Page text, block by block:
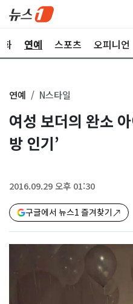
화 연예 스포츠 오피니언
연예 N스타일
여성 보더의 완소
방 인기’
2016.09.29 오후 01:30
구글에서 뉴스1 즐겨찾기